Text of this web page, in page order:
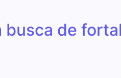
busca de